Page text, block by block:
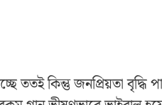
ততই কিন্তু জনপ্রিয়তা বৃদ্ধি